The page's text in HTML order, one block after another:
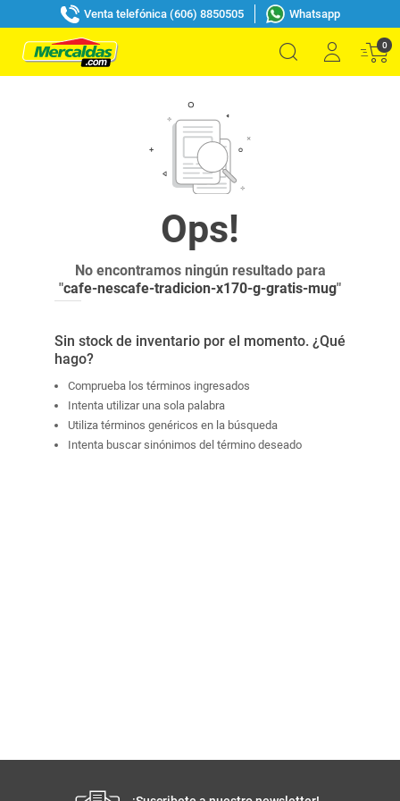
Venta telefónica (606) 8850505 Whatsapp
0
No encontramos ningún resultado para
"cafe-nescafe-tradicion-x170-g-gratis-mug"
Sin stock de inventario por el momento. ¿Qué
hago?
Comprueba los términos ingresados
Intenta utilizar una sola palabra
Utiliza términos genéricos en la búsqueda
Intenta buscar sinónimos del término deseado